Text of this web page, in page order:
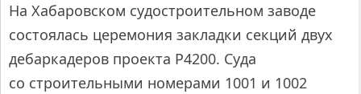
На Хабаровском судостроительном заводе
состоялась церемония закладки секций двух
дебаркадеров проекта Р4200. Суда
со строительными номерами 1001 и 1002